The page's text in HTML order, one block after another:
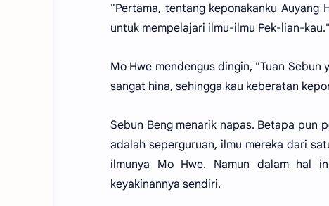
"Pertama, tentang keponakanku Auyang
untuk mempelajari ilmu-ilmu Pek-lian-kau."
Mo Hwe mendengus dingin, "Tuan
sangat hina, sehingga kau keberatan
Sebun Beng menarik napas. Betapa pun
adalah seperguruan, ilmu mereka dari
ilmunya Mo Hwe. Namun dalam hal
keyakinannya sendiri.